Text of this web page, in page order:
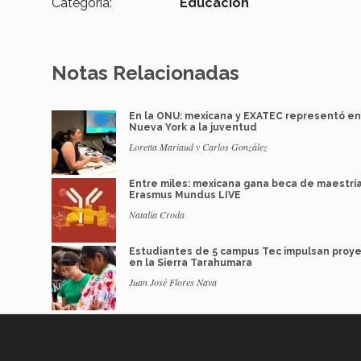
Notas Relacionadas
En la ONU: mexicana y EXATEC representó en
Nueva York a la juventud
Loretta Mariaud y Carlos González
Entre miles: mexicana gana beca de maestría
Erasmus Mundus LIVE
Natalia Croda
Estudiantes de 5 campus Tec impulsan
en la Sierra Tarahumara
Juan José Flores Nava